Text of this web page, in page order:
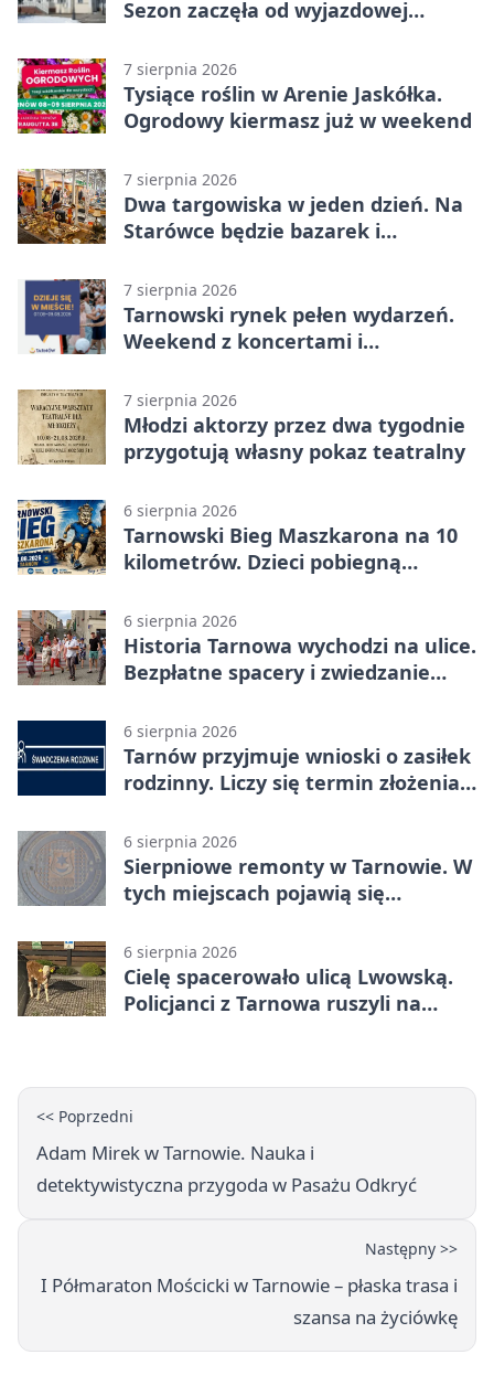
Sezon zaczęła od wyjazdowej
7 sierpnia 2026
Tysiące roślin w Arenie Jaskółka.
Ogrodowy kiermasz już w weekend
7 sierpnia 2026
Dwa targowiska w jeden dzień. Na
Starówce będzie bazarek i
7 sierpnia 2026
Tarnowski rynek pełen wydarzeń.
Weekend z koncertami i
7 sierpnia 2026
Młodzi aktorzy przez dwa tygodnie
przygotują własny pokaz teatralny
6 sierpnia 2026
Tarnowski Bieg Maszkarona na 10
kilometrów. Dzieci pobiegną
6 sierpnia 2026
Historia Tarnowa wychodzi na ulice.
Bezpłatne spacery i zwiedzanie
6 sierpnia 2026
Tarnów przyjmuje wnioski o zasiłek
rodzinny. Liczy się termin złożenia
6 sierpnia 2026
Sierpniowe remonty w Tarnowie. W
tych miejscach pojawią się
6 sierpnia 2026
Cielę spacerowało ulicą Lwowską.
Policjanci z Tarnowa ruszyli na
<< Poprzedni
Adam Mirek w Tarnowie. Nauka i
detektywistyczna przygoda w Pasażu Odkryć
Następny >>
I Półmaraton Mościcki w Tarnowie – płaska trasa i
szansa na życiówkę